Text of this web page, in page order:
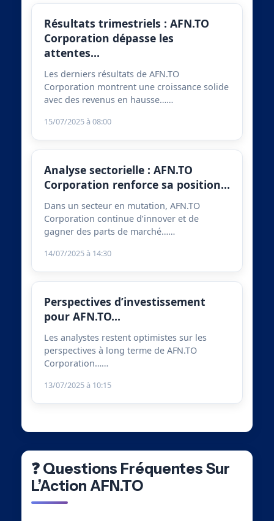
Résultats trimestriels : AFN.TO
Corporation dépasse les
attentes…
Les derniers résultats de AFN.TO
Corporation montrent une croissance solide
avec des revenus en hausse……
15/07/2025 à 08:00
Analyse sectorielle : AFN.TO
Corporation renforce sa position…
Dans un secteur en mutation, AFN.TO
Corporation continue d’innover et de
gagner des parts de marché……
14/07/2025 à 14:30
Perspectives d’investissement
pour AFN.TO…
Les analystes restent optimistes sur les
perspectives à long terme de AFN.TO
Corporation……
13/07/2025 à 10:15
❓ Questions Fréquentes Sur
L’Action AFN.TO